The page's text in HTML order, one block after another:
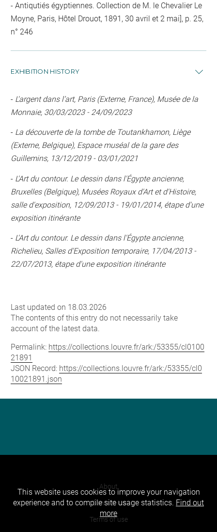
Antiqutiés égyptiennes. Collection de M. le Chevalier Le
Moyne, Paris, Hôtel Drouot, 1891, 30 avril et 2 mai], p. 25,
n° 246
EXHIBITION HISTORY
- L'argent dans l’art, Paris (Externe, France), Musée de la
Monnaie, 30/03/2023 - 24/09/2023
- La découverte de la tombe de Toutankhamon, Liège
(Externe, Belgique), Espace muséal de la gare des
Guillemins, 13/12/2019 - 03/01/2021
- L'Art du contour. Le dessin dans l'Égypte ancienne,
Bruxelles (Belgique), Musées Royaux d'Art et d'Histoire,
salle d'exposition, 12/09/2013 - 19/01/2014, étape d'une
exposition itinérante
- L'Art du contour. Le dessin dans l'Égypte ancienne,
Richelieu, Salles d'Exposition temporaire, 17/04/2013 -
22/07/2013, étape d'une exposition itinérante
Last updated on 18.03.2026
The contents of this entry do not necessarily take
account of the latest data.
Permalink: https://collections.louvre.fr/ark:/53355/cl0100
21891
JSON Record: https://collections.louvre.fr/ark:/53355/cl0
10021891.json
About
Contact Us
Terms of use
This website uses cookies to improve your navigation
experience and to compile site usage statistics. Find out
more